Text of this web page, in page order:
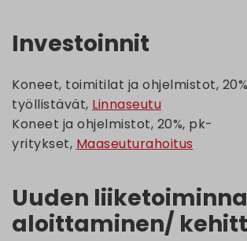
Investoinnit
Koneet, toimitilat ja ohjelmistot,
työllistävät, Linnaseutu
Koneet ja ohjelmistot, 20%, pk-
yritykset, Maaseuturahoitus
Uuden
aloittaminen/